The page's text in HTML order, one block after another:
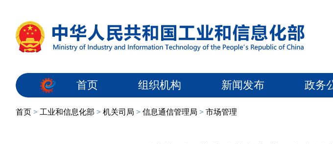
首页 组织机构 新闻发布 政务
首页 > 工业和信息化部 > 机关司局 > 信息通信管理局 > 市场管理